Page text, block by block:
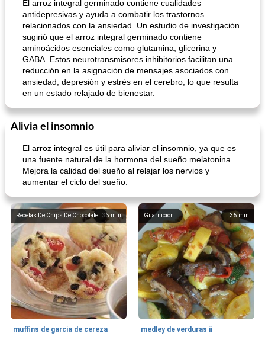
El arroz integral germinado contiene cualidades
antidepresivas y ayuda a combatir los trastornos
relacionados con la ansiedad. Un estudio de investigación
sugirió que el arroz integral germinado contiene
aminoácidos esenciales como glutamina, glicerina y
GABA. Estos neurotransmisores inhibitorios facilitan una
reducción en la asignación de mensajes asociados con
ansiedad, depresión y estrés en el cerebro, lo que resulta
en un estado relajado de bienestar.
Alivia el insomnio
El arroz integral es útil para aliviar el insomnio, ya que es
una fuente natural de la hormona del sueño melatonina.
Mejora la calidad del sueño al relajar los nervios y
aumentar el ciclo del sueño.
35 min
Recetas De Chips De Chocolate
muffins de garcia de cereza
35 min
Guarnición
medley de verduras ii